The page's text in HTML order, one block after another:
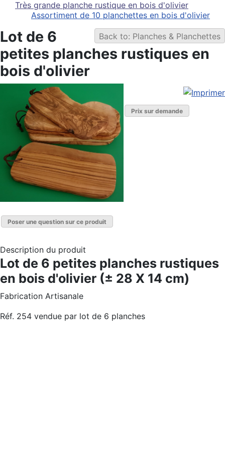
Très grande planche rustique en bois d'olivier
Assortiment de 10 planchettes en bois d'olivier
Back to: Planches & Planchettes
Lot de 6
petites planches rustiques en
bois d'olivier
Prix sur demande
Poser une question sur ce produit
Description du produit
Lot de 6 petites planches rustiques
en bois d'olivier (± 28 X 14 cm)
Fabrication Artisanale
Réf. 254 vendue par lot de 6 planches